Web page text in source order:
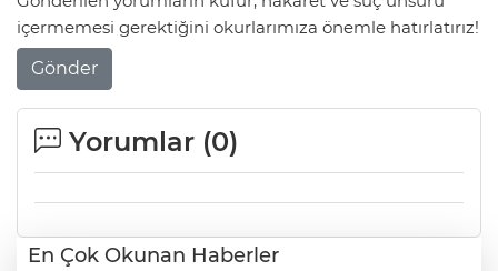
içermemesi gerektiğini okurlarımıza önemle hatırlatırız!
Gönder
Yorumlar (0)
En Çok Okunan Haberler